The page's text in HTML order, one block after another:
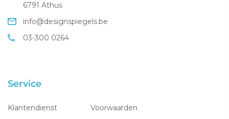
6791 Athus
info@designspiegels.be
03-300 0264
Service
Klantendienst
Voorwaarden